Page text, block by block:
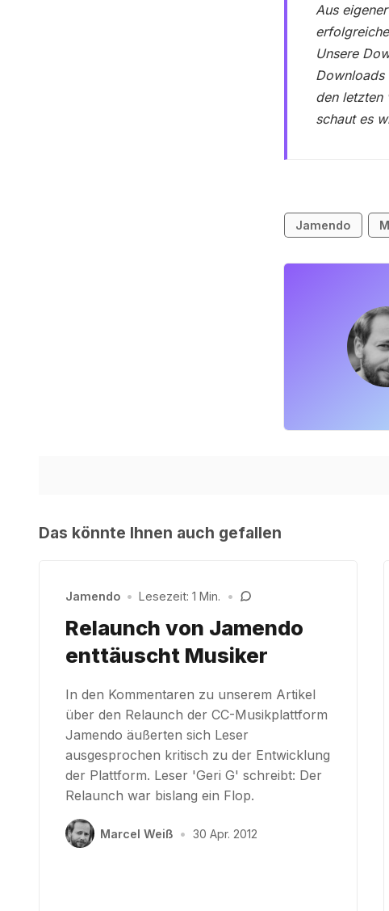
Aus
Unsere
den letzten
schaut es
Jamendo
Das könnte Ihnen auch gefallen
Jamendo • Lesezeit: 1 Min. •
Relaunch von Jamendo
enttäuscht Musiker
In den Kommentaren zu unserem Artikel
über den Relaunch der CC-Musikplattform
Jamendo äußerten sich Leser
ausgesprochen kritisch zu der Entwicklung
der Plattform. Leser 'Geri G' schreibt: Der
Relaunch war bislang ein Flop.
Marcel Weiß • 30 Apr. 2012